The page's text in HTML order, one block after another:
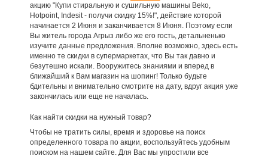
акцию "Купи стиральную и сушильную машины Beko,
Hotpoint, Indesit - получи скидку 15%!", действие которой
начинается 2 Июня и заканчивается 8 Июня. Поэтому если
Вы житель города Агрыз либо же его гость, детальненько
изучите данные предложения. Вполне возможно, здесь есть
именно те скидки в супермаркетах, что Вы так давно и
безутешно искали. Вооружитесь знаниями и вперед в
ближайший к Вам магазин на шопинг! Только будьте
бдительны и внимательно смотрите на дату, вдруг акция уже
закончилась или еще не началась.
Как найти скидки на нужный товар?
Чтобы не тратить силы, время и здоровье на поиск
определенного товара по акции, воспользуйтесь удобным
поиском на нашем сайте. Для Вас мы упростили все